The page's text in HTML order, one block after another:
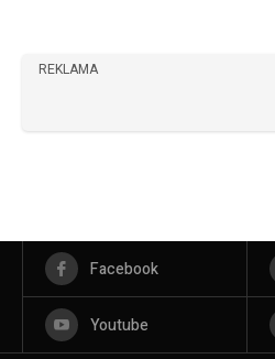
REKLAMA
Facebook
Youtube